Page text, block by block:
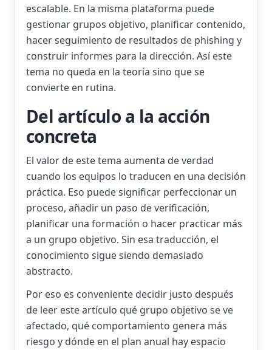
escalable. En la misma plataforma puede
gestionar grupos objetivo, planificar contenido,
hacer seguimiento de resultados de phishing y
construir informes para la dirección. Así este
tema no queda en la teoría sino que se
convierte en rutina.
Del artículo a la acción
concreta
El valor de este tema aumenta de verdad
cuando los equipos lo traducen en una decisión
práctica. Eso puede significar perfeccionar un
proceso, añadir un paso de verificación,
planificar una formación o hacer practicar más
a un grupo objetivo. Sin esa traducción, el
conocimiento sigue siendo demasiado
abstracto.
Por eso es conveniente decidir justo después
de leer este artículo qué grupo objetivo se ve
afectado, qué comportamiento genera más
riesgo y dónde en el plan anual hay espacio